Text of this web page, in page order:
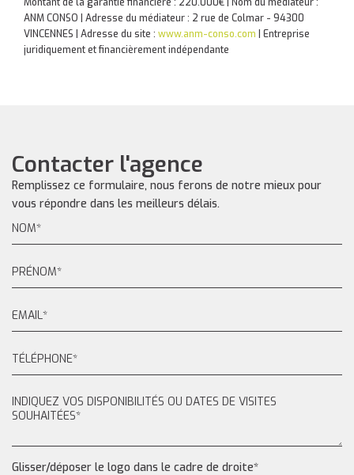
ANM CONSO | Adresse du médiateur : 2 rue de Colmar - 94300
VINCENNES | Adresse du site : www.anm-conso.com
Entreprise
juridiquement et financièrement indépendante
Contacter l'agence
Remplissez ce formulaire, nous ferons de notre mieux pour
vous répondre dans les meilleurs délais.
Glisser/déposer le logo dans le cadre de droite*